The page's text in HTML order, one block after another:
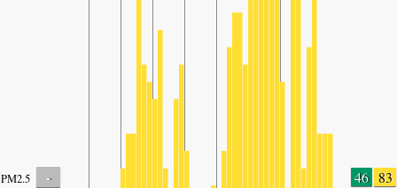
PM2.5 - 46 83